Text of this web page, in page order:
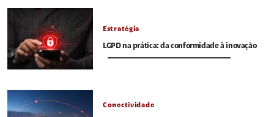
Estratégia
LGPD na prática: da conformidade à inovação
Conectividade